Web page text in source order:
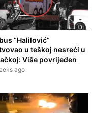
“Halilović”
u teškoj nesreći u
Više povrijeđen
ago